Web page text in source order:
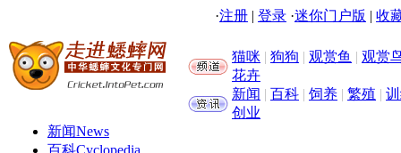
·注册 | 登录 ·迷你门户版 | 收
猫咪 | 狗狗 | 观赏鱼 | 观赏
花卉
新闻 | 百科 | 饲养 | 繁殖 |
创业
新闻News
百科Cyclopedia